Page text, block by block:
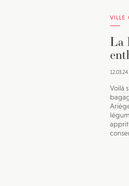
VILLE
La
12.03.24
Voilà
apprit